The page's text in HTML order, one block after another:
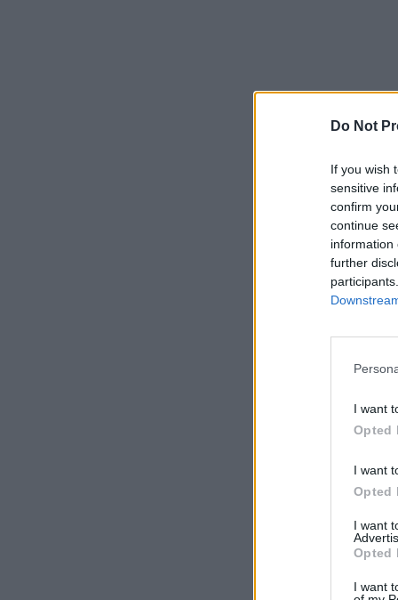
Do Not
If you wish
sensitive
confirm
continue
information
further
I want
Opted
I want
Opted
I want
Opted
I want